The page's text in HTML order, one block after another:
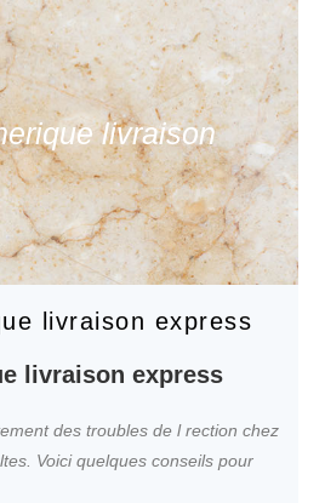
livraison
livraison express
livraison express
des troubles de l rection chez
Voici quelques conseils pour